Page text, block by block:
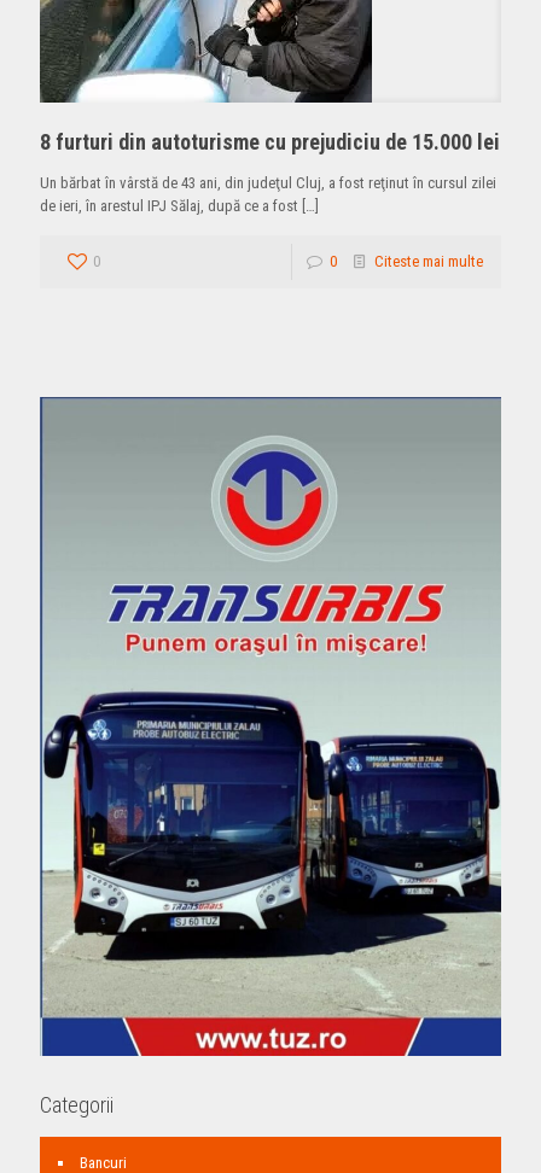
8 furturi din autoturisme cu prejudiciu de 15.000 lei
Un bărbat în vârstă de 43 ani, din judeţul Cluj, a fost reţinut în cursul zilei
de ieri, în arestul IPJ Sălaj, după ce a fost […]
0 0 Citeste mai multe
Categorii
Bancuri